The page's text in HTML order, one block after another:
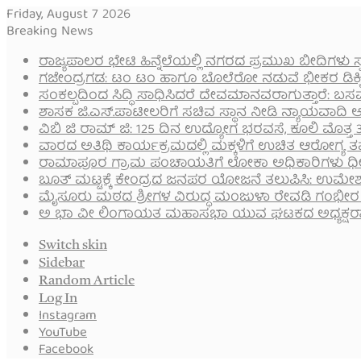
Friday, August 7 2026
Breaking News
ರಾಜ್ಯಪಾಲರ ಭೇಟಿ ಹಿನ್ನೆಲೆಯಲ್ಲಿ ನಗರದ ಪ್ರಮುಖ ಬೀದಿಗಳು
ಗಜೇಂದ್ರಗಡ: ಟಂ ಟಂ ಹಾಗೂ ಬೊಲೆರೋ ನಡುವೆ ಭೀಕರ
ಸಂಕಲ್ಪದಿಂದ ಸಿದ್ಧಿ ಸಾಧಿಸಿದರೆ ದೇವಮಾನವರಾಗುತ್ತಾರೆ:
ಶಾಸಕ ಜಿ.ಎಸ್.ಪಾಟೀಲರಿಗೆ ಸಚಿವ ಸ್ಥಾನ ನೀಡಿ
ವಿಬಿ ಜಿ ರಾಮ್ ಜಿ: 125 ದಿನ ಉದ್ಯೋಗ ಭರವಸೆ, ಕೂಲಿ ಮೊತ್ತ
ವಾರದ ಅತಿಥಿ ಕಾರ್ಯಕ್ರಮದಲ್ಲಿ ಮಕ್ಕಳಿಗೆ ಉಚಿತ ಆರೋಗ್ಯ
ರಾಮಾಪೂರ ಗ್ರಾಮ ಪಂಚಾಯತಿಗೆ ಲೋಕಾ ಅಧಿಕಾರಿಗಳು
ಬೂತ್ ಮಟ್ಟಕ್ಕೆ ಕೇಂದ್ರದ ಜನಪರ ಯೋಜನೆ ತಲುಪಿಸಿ:
ಮೈಸೂರು ಮಠದ ಶ್ರೀಗಳ ವಿರುದ್ಧ ಮಂಜುಳಾ ರೇವಡಿ
ಅ ಭಾ ವೀ ಲಿಂಗಾಯತ ಮಹಾಸಭಾ ಯುವ ಘಟಕದ
Switch skin
Sidebar
Random Article
Log In
Instagram
YouTube
Facebook